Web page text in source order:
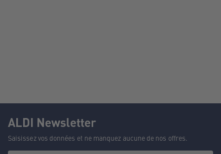
ALDI Newsletter
Saisissez vos données et ne manquez aucune de nos offres.